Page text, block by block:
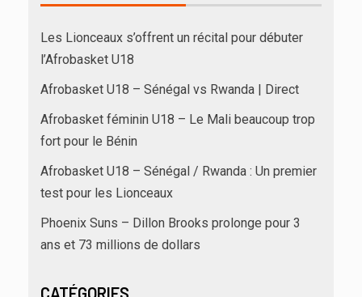
Les Lionceaux s’offrent un récital pour débuter
l’Afrobasket U18
Afrobasket U18 – Sénégal vs Rwanda | Direct
Afrobasket féminin U18 – Le Mali beaucoup trop
fort pour le Bénin
Afrobasket U18 – Sénégal / Rwanda : Un premier
test pour les Lionceaux
Phoenix Suns – Dillon Brooks prolonge pour 3
ans et 73 millions de dollars